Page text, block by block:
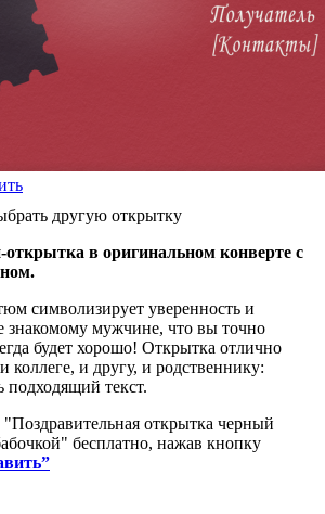
другую открытку
открытка в оригинальном конверте с
символизирует уверенность и
знакомому мужчине, что вы точно
будет хорошо! Открытка отлично
коллеге, и другу, и родственнику:
подходящий текст.
открытка черный
бесплатно, нажав кнопку